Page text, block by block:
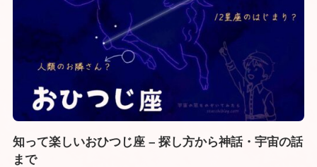
知って楽しいおひつじ座 – 探し方から神話・宇宙の話
まで